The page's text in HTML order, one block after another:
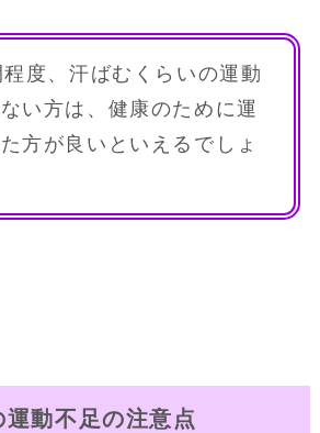
度、汗ばむくらいの運動
い方は、健康のために運
方が良いといえるでしょ
運動不足の注意点